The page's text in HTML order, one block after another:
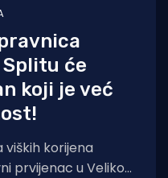
će
koji je već
viških korijena
prvijenac u Velikoj